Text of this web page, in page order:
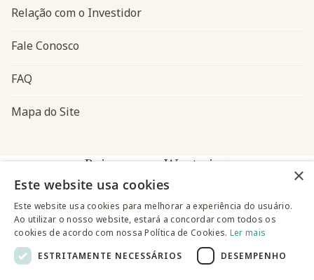
Relação com o Investidor
Fale Conosco
FAQ
Mapa do Site
Baixe o app Westwing
×
Este website usa cookies
Este website usa cookies para melhorar a experiência do usuário.
Ao utilizar o nosso website, estará a concordar com todos os
cookies de acordo com nossa Política de Cookies. Ler mais
ESTRITAMENTE NECESSÁRIOS
DESEMPENHO